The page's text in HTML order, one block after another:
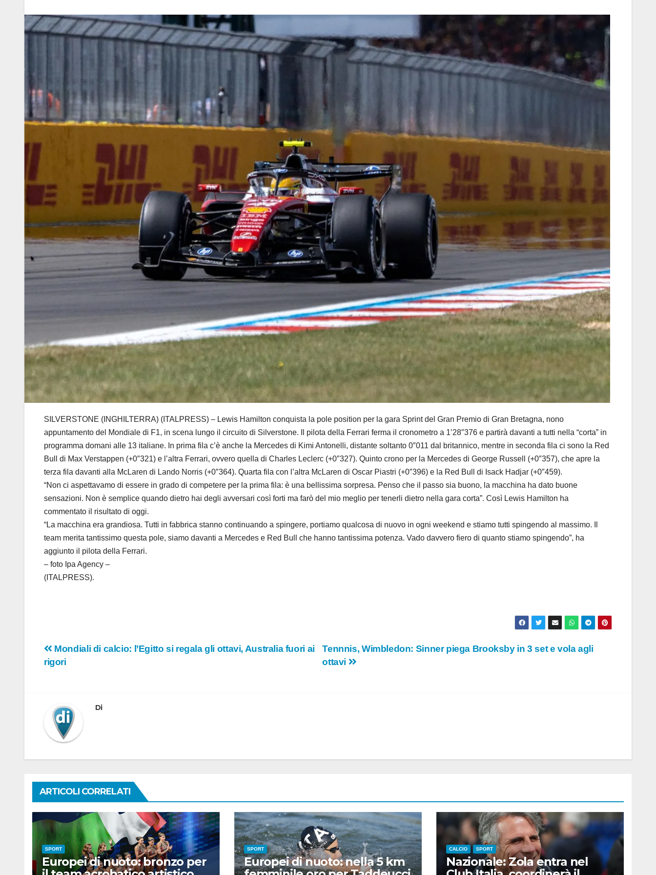
SILVERSTONE (INGHILTERRA) (ITALPRESS) – Lewis Hamilton conquista la pole position per la gara Sprint del Gran Premio di Gran Bretagna, nono
appuntamento del Mondiale di F1, in scena lungo il circuito di Silverstone. Il pilota della Ferrari ferma il cronometro a 1’28″376 e partirà davanti a tutti nella “corta” in
programma domani alle 13 italiane. In prima fila c’è anche la Mercedes di Kimi Antonelli, distante soltanto 0″011 dal britannico, mentre in seconda fila ci sono la Red
Bull di Max Verstappen (+0″321) e l’altra Ferrari, ovvero quella di Charles Leclerc (+0″327). Quinto crono per la Mercedes di George Russell (+0″357), che apre la
terza fila davanti alla McLaren di Lando Norris (+0″364). Quarta fila con l’altra McLaren di Oscar Piastri (+0″396) e la Red Bull di Isack Hadjar (+0″459).
“Non ci aspettavamo di essere in grado di competere per la prima fila: è una bellissima sorpresa. Penso che il passo sia buono, la macchina ha dato buone
sensazioni. Non è semplice quando dietro hai degli avversari così forti ma farò del mio meglio per tenerli dietro nella gara corta”. Così Lewis Hamilton ha
commentato il risultato di oggi.
“La macchina era grandiosa. Tutti in fabbrica stanno continuando a spingere, portiamo qualcosa di nuovo in ogni weekend e stiamo tutti spingendo al massimo. Il
team merita tantissimo questa pole, siamo davanti a Mercedes e Red Bull che hanno tantissima potenza. Vado davvero fiero di quanto stiamo spingendo”, ha
aggiunto il pilota della Ferrari.
– foto Ipa Agency –
(ITALPRESS).
Navigazione
articoli
Tennnis, Wimbledon: Sinner piega Brooksby in 3 set e vola agli
ottavi
Mondiali di calcio: l’Egitto si regala gli ottavi, Australia fuori ai
rigori
Di
ARTICOLI CORRELATI
SPORT
Europei di nuoto: bronzo per
SPORT
Europei di nuoto: nella 5 km
CALCIO SPORT
Nazionale: Zola entra nel